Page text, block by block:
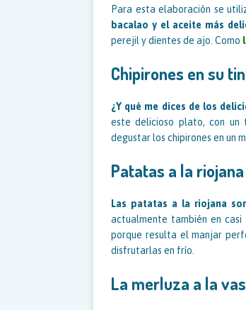
Para esta elaboración se
bacalao y el aceite más
perejil y dientes de ajo. Como
Chipirones en su
¿Y qué me dices de los
este delicioso plato, con un
degustar los chipirones en un
Patatas a la riojana
Las patatas a la riojana
actualmente también en
porque resulta el manjar
disfrutarlas en frío.
La merluza a la